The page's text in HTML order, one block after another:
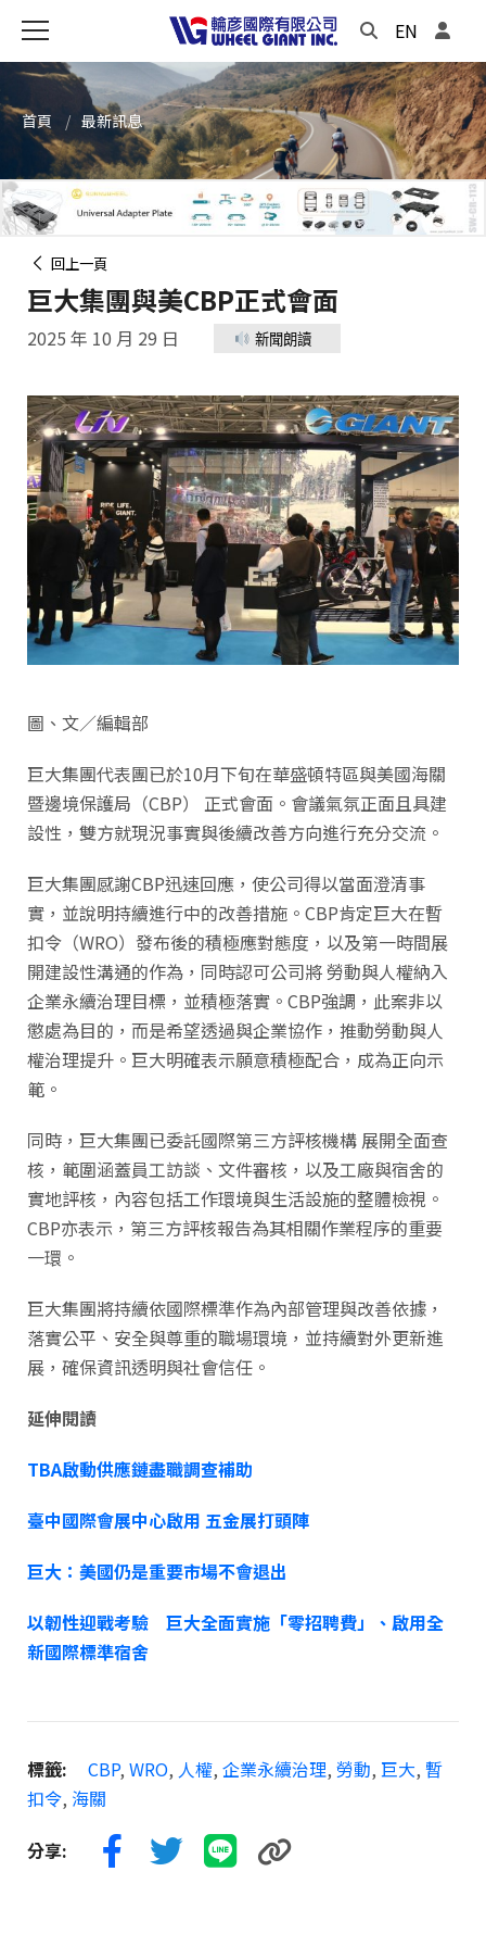
EN
首頁 最新訊息
回上一頁
巨大集團與美CBP正式會面
2025 年 10 月 29 日 新聞朗讀
圖、文／編輯部
巨大集團代表團已於10月下旬在華盛頓特區與美國海關
暨邊境保護局（CBP） 正式會面。會議氣氛正面且具建
設性，雙方就現況事實與後續改善方向進行充分交流。
巨大集團感謝CBP迅速回應，使公司得以當面澄清事
實，並說明持續進行中的改善措施。CBP肯定巨大在暫
扣令（WRO）發布後的積極應對態度，以及第一時間展
開建設性溝通的作為，同時認可公司將 勞動與人權納入
企業永續治理目標，並積極落實。CBP強調，此案非以
懲處為目的，而是希望透過與企業協作，推動勞動與人
權治理提升。巨大明確表示願意積極配合，成為正向示
範。
同時，巨大集團已委託國際第三方評核機構 展開全面查
核，範圍涵蓋員工訪談、文件審核，以及工廠與宿舍的
實地評核，內容包括工作環境與生活設施的整體檢視。
CBP亦表示，第三方評核報告為其相關作業程序的重要
一環。
巨大集團將持續依國際標準作為內部管理與改善依據，
落實公平、安全與尊重的職場環境，並持續對外更新進
展，確保資訊透明與社會信任。
延伸閱讀
TBA啟動供應鏈盡職調查補助
臺中國際會展中心啟用 五金展打頭陣
巨大：美國仍是重要市場不會退出
以韌性迎戰考驗 巨大全面實施「零招聘費」、啟用全
新國際標準宿舍
標籤: CBP, WRO, 人權, 企業永續治理, 勞動, 巨大, 暫
扣令, 海關
分享: